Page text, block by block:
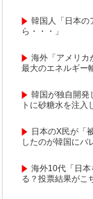
韓国人「日本の
ら・・・」
海外「アメリカ
最大のエネルギー
韓国が独自開発
トに砂糖水を注入
日本のX民が「
したのが韓国にバ
海外10代「日
る？投票結果がこ